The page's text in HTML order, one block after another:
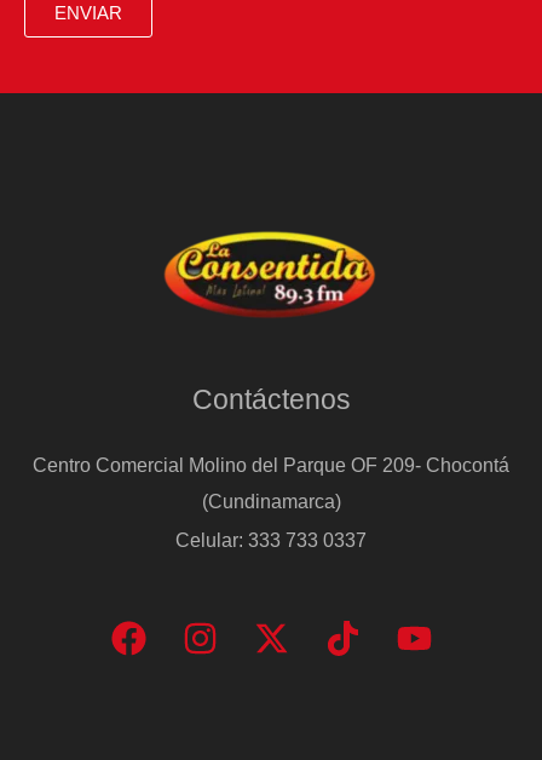
ENVIAR
Contáctenos
Centro Comercial Molino del Parque OF 209- Chocontá
(Cundinamarca)
Celular: 333 733 0337